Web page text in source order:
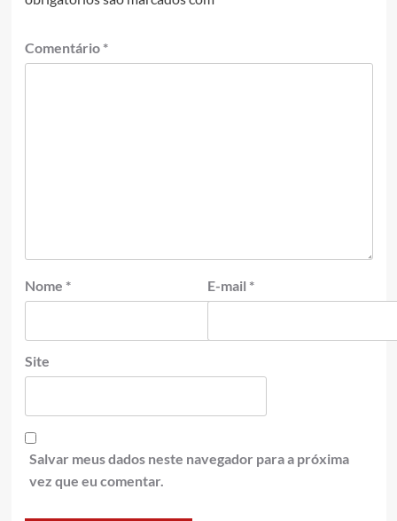
Comentário *
Nome * E-mail *
Site
Salvar meus dados neste navegador para a próxima
vez que eu comentar.